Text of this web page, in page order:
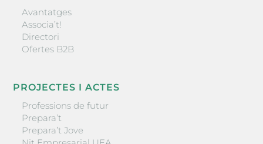
Avantatges
Associa’t!
Directori
Ofertes B2B
PROJECTES I ACTES
Professions de futur
Prepara’t
Prepara’t Jove